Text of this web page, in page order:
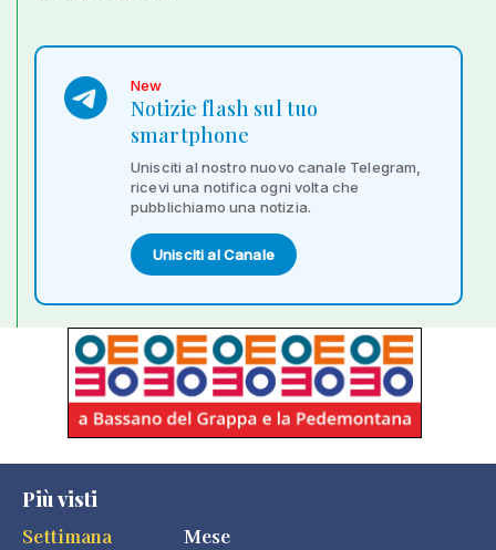
New
Notizie flash sul tuo
smartphone
Unisciti al nostro nuovo canale Telegram,
ricevi una notifica ogni volta che
pubblichiamo una notizia.
Unisciti al Canale
Più visti
Settimana
Mese